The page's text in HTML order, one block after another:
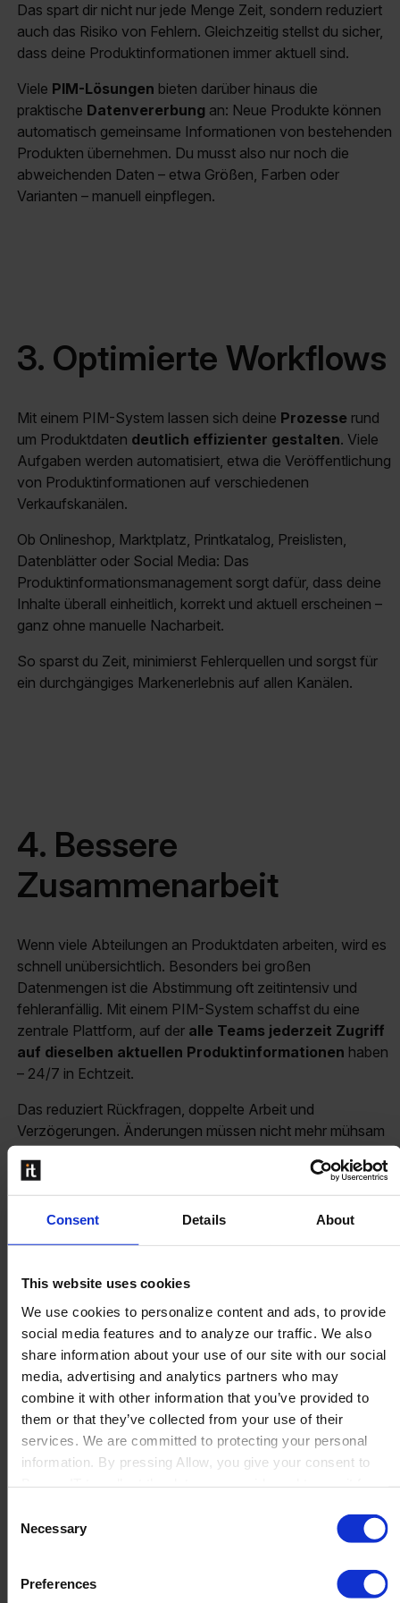
Consent Details About
This website uses cookies
We use cookies to personalize content and ads, to provide
social media features and to analyze our traffic. We also
share information about your use of our site with our social
media, advertising and analytics partners who may
combine it with other information that you’ve provided to
them or that they’ve collected from your use of their
services. We are committed to protecting your personal
information. By pressing Allow, you give your consent to
withdraw your consent at any time
Selection
Necessary
Preferences
Das spart dir nicht nur jede Menge Zeit, sondern reduziert
auch das Risiko von Fehlern. Gleichzeitig stellst du sicher,
dass deine Produktinformationen immer aktuell sind.
Viele PIM-Lösungen bieten darüber hinaus die
praktische Datenvererbung an: Neue Produkte können
automatisch gemeinsame Informationen von bestehenden
Produkten übernehmen. Du musst also nur noch die
abweichenden Daten – etwa Größen, Farben oder
Varianten – manuell einpflegen.
3. Optimierte Workflows
Mit einem PIM-System lassen sich deine Prozesse rund
um Produktdaten deutlich effizienter gestalten. Viele
Aufgaben werden automatisiert, etwa die Veröffentlichung
von Produktinformationen auf verschiedenen
Verkaufskanälen.
Ob Onlineshop, Marktplatz, Printkatalog, Preislisten,
Datenblätter oder Social Media: Das
Produktinformationsmanagement sorgt dafür, dass deine
Inhalte überall einheitlich, korrekt und aktuell erscheinen –
ganz ohne manuelle Nacharbeit.
So sparst du Zeit, minimierst Fehlerquellen und sorgst für
ein durchgängiges Markenerlebnis auf allen Kanälen.
4. Bessere
Zusammenarbeit
Wenn viele Abteilungen an Produktdaten arbeiten, wird es
schnell unübersichtlich. Besonders bei großen
Datenmengen ist die Abstimmung oft zeitintensiv und
fehleranfällig. Mit einem PIM-System schaffst du eine
zentrale Plattform, auf der alle Teams jederzeit Zugriff
auf dieselben aktuellen Produktinformationen haben
– 24/7 in Echtzeit.
Das reduziert Rückfragen, doppelte Arbeit und
Verzögerungen. Änderungen müssen nicht mehr mühsam
per E-Mail oder ähnlichem abgestimmt werden. Das spart
Zeit, verbessert die Kommunikation und macht dein
Produktinformationsmanagement deutlich effizienter.
5. Individuell
Anpassbare Workflows
Jedes Unternehmen hat eigene Prozesse, wenn es um das
umgekehrt. Du kannst
Workflows individuell einrichten
zum Beispiel für Produktfreigaben, Übersetzungsprozesse